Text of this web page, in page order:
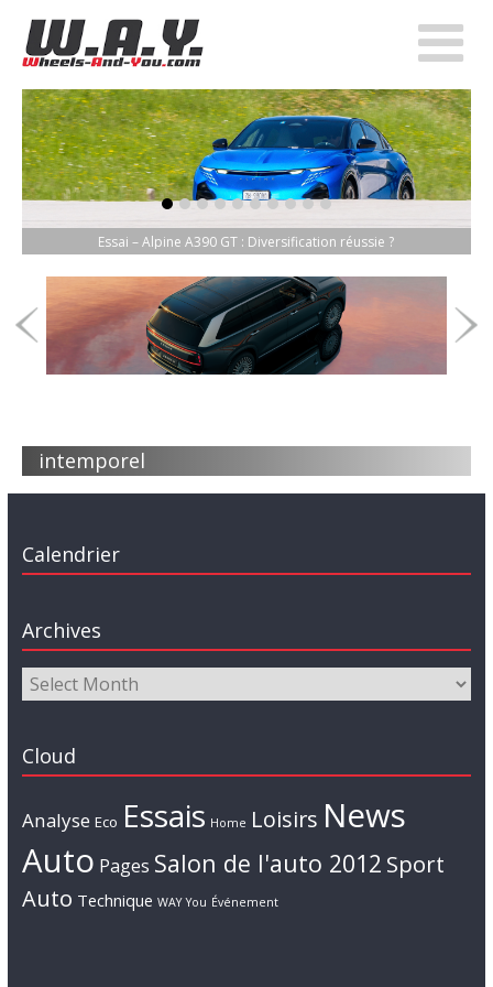
Essai – Alpine A390 GT : Diversification réussie ?
item-0
item-1
item-2
item-3
item-4
item-5
item-6
item-7
item-8
item-9
intemporel
Calendrier
Archives
Cloud
Analyse Eco Essais Home Loisirs News
Auto Pages Salon de l'auto 2012 Sport
Auto Technique WAY You Événement